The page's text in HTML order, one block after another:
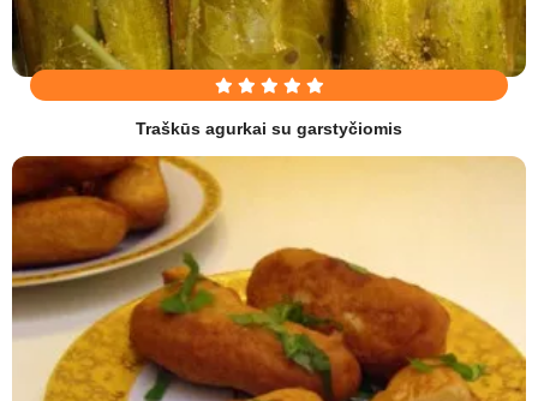
Traškūs agurkai su garstyčiomis